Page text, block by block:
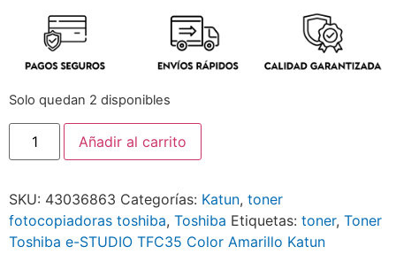
Solo quedan 2 disponibles
Añadir al carrito
SKU: 43036863 Categorías: Katun, toner
fotocopiadoras toshiba, Toshiba Etiquetas: toner, Toner
Toshiba e-STUDIO TFC35 Color Amarillo Katun